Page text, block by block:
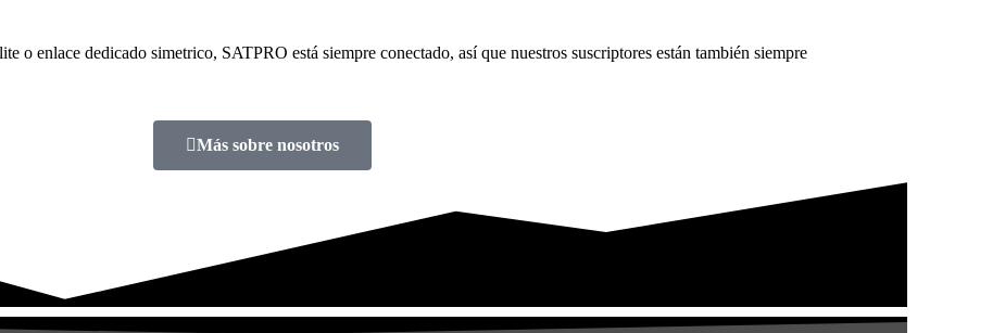
o enlace dedicado simetrico, SATPRO está siempre conectado, así que nuestros suscriptores están también siempre
Más sobre nosotros